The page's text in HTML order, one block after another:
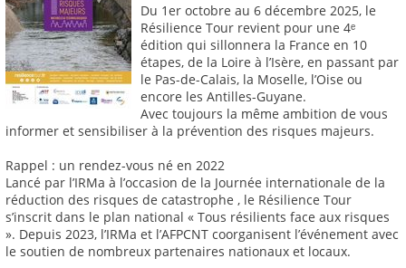
Du 1er octobre au 6 décembre 2025, le
Résilience Tour revient pour une 4ᵉ
édition qui sillonnera la France en 10
étapes, de la Loire à l’Isère, en passant par
le Pas-de-Calais, la Moselle, l’Oise ou
encore les Antilles-Guyane.
Avec toujours la même ambition de vous
informer et sensibiliser à la prévention des risques majeurs.
Rappel : un rendez-vous né en 2022
Lancé par l’IRMa à l’occasion de la Journée internationale de la
réduction des risques de catastrophe , le Résilience Tour
s’inscrit dans le plan national « Tous résilients face aux risques
». Depuis 2023, l’IRMa et l’AFPCNT coorganisent l’événement avec
le soutien de nombreux partenaires nationaux et locaux.